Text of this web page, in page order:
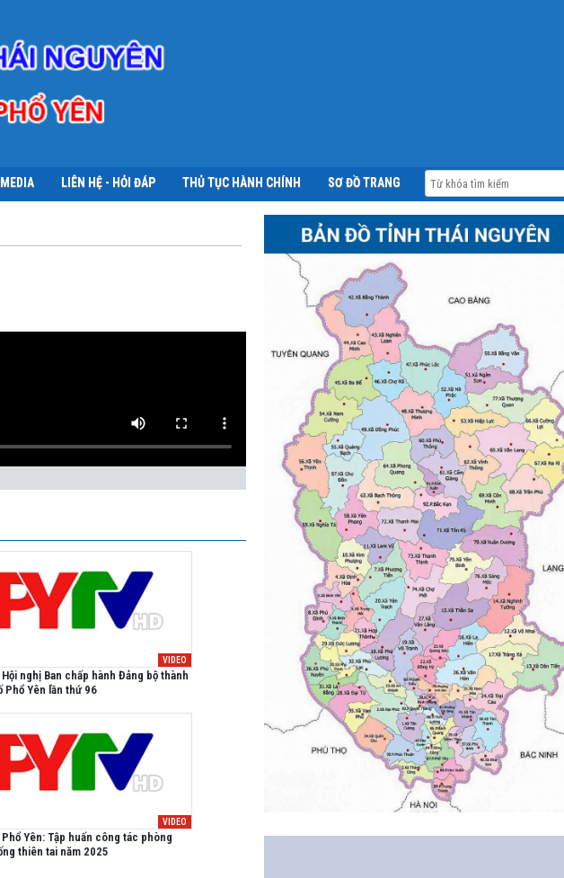
MEDIA LIÊN HỆ - HỎI ĐÁP THỦ TỤC HÀNH CHÍNH SƠ ĐỒ TRANG ĐĂNG NHẬP
VIDEO
Hội nghị Ban chấp hành Đảng bộ thành
Phổ Yên lần thứ 96
VIDEO
Phổ Yên: Tập huấn công tác phòng
thiên tai năm 2025